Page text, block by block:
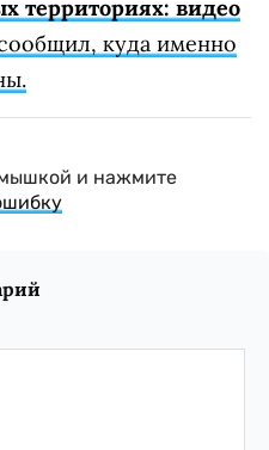
территориях: видео
куда именно
и нажмите